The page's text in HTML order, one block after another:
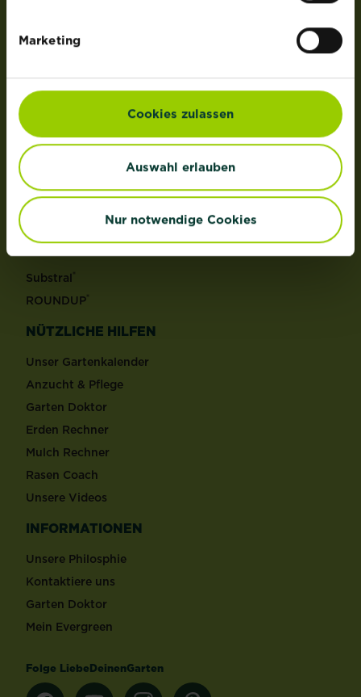
Marketing
Cookies zulassen
Auswahl erlauben
Nur notwendige Cookies
Dünger
Grundstoffe
Schädlinge
Reinigungsmittel
MARKEN
Substral®
ROUNDUP®
NÜTZLICHE HILFEN
Unser Gartenkalender
Anzucht & Pflege
Garten Doktor
Erden Rechner
Mulch Rechner
Rasen Coach
Unsere Videos
INFORMATIONEN
Unsere Philosphie
Kontaktiere uns
Garten Doktor
Mein Evergreen
Folge LiebeDeinenGarten